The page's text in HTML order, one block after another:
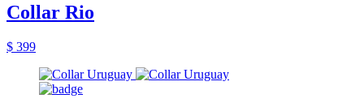
Collar Rio
$ 399